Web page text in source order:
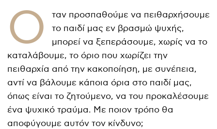
Ό
ταν προσπαθούμε να πειθαρχήσουμε
το παιδί μας εν βρασμώ ψυχής,
μπορεί να ξεπεράσουμε, χωρίς να το
καταλάβουμε, το όριο που χωρίζει την
πειθαρχία από την κακοποίηση, με συνέπεια,
αντί να βάλουμε κάποια όρια στο παιδί μας,
όπως είναι το ζητούμενο, να του προκαλέσουμε
ένα ψυχικό τραύμα. Με ποιον τρόπο θα
αποφύγουμε αυτόν τον κίνδυνο;